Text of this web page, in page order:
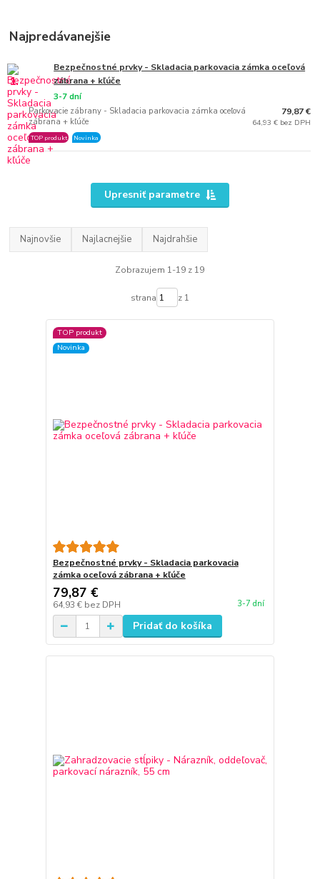
Najpredávanejšie
1.
Bezpečnostné prvky - Skladacia parkovacia zámka oceľová
zábrana + kľúče
Parkovacie zábrany - Skladacia parkovacia zámka oceľová
zábrana + kľúče
3-7 dní
TOP produkt Novinka
79,87 €
64,93 € bez DPH
Upresniť parametre
Najnovšie Najlacnejšie Najdrahšie
Zobrazujem 1-19 z 19
strana z 1
TOP produkt
Novinka
Bezpečnostné prvky - Skladacia parkovacia
zámka oceľová zábrana + kľúče
79,87 €
64,93 € bez DPH 3-7 dní
Pridať do košíka